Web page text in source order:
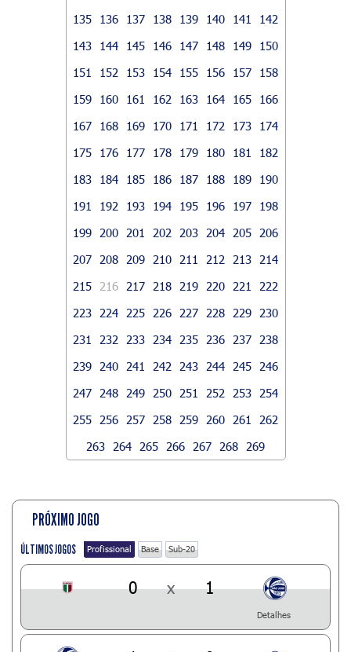
135
136 137 138 139 140 141
142
143
144 145 146 147 148 149
150
151
152 153 154 155 156 157
158
159
160 161 162 163 164 165
166
167
168 169 170 171 172 173
174
175
176 177 178 179 180 181
182
183
184 185 186 187 188 189
190
191
192 193 194 195 196 197
198
199
200 201 202 203 204 205
206
207
208 209 210 211 212 213
214
215
216 217 218 219 220 221
222
223
224 225 226 227 228 229
230
231
232 233 234 235 236 237
238
239
240 241 242 243 244 245
246
247
248 249 250 251 252 253
254
255
256 257 258 259 260 261
262
263
264 265 266 267 268 269
PRÓXIMO JOGO
ÚLTIMOS JOGOS Profissional Base Sub-20
0 x 1
Detalhes